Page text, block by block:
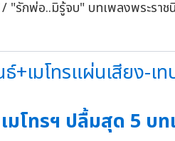
+เมโทรแผ่นเสียง-เ
โทรฯ ปลื้มสุด 5 บ